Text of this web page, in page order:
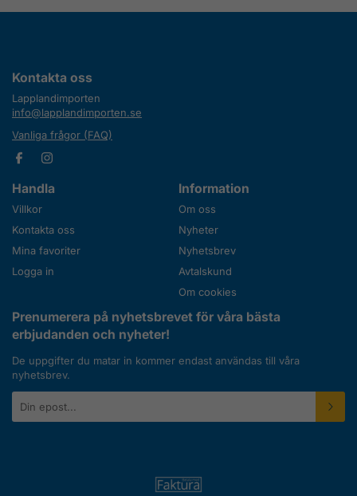
Kontakta oss
Lapplandimporten
info@lapplandimporten.se
Vanliga frågor (FAQ)
Handla
Villkor
Kontakta oss
Mina favoriter
Logga in
Information
Om oss
Nyheter
Nyhetsbrev
Avtalskund
Om cookies
Prenumerera på nyhetsbrevet för våra bästa
erbjudanden och nyheter!
De uppgifter du matar in kommer endast användas till våra
nyhetsbrev.
postadress